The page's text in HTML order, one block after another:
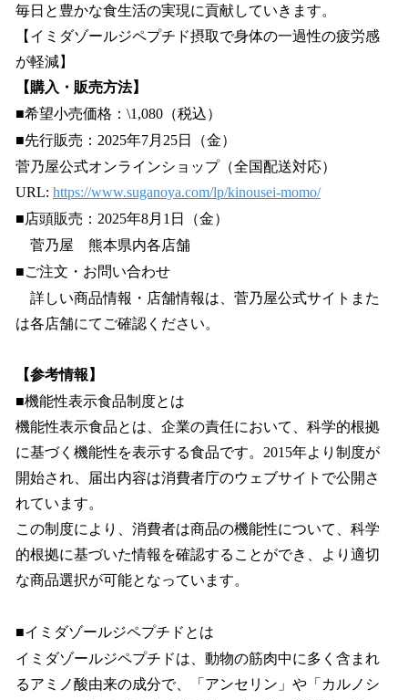
毎日と豊かな食生活の実現に貢献していきます。
【イミダゾールジペプチド摂取で身体の一過性の疲労感
が軽減】
【購入・販売方法】
■希望小売価格：\1,080（税込）
■先行販売：2025年7月25日（金）
菅乃屋公式オンラインショップ（全国配送対応）
URL: https://www.suganoya.com/lp/kinousei-momo/
■店頭販売：2025年8月1日（金）
菅乃屋 熊本県内各店舗
■ご注文・お問い合わせ
詳しい商品情報・店舗情報は、菅乃屋公式サイトまた
は各店舗にてご確認ください。
【参考情報】
■機能性表示食品制度とは
機能性表示食品とは、企業の責任において、科学的根拠
に基づく機能性を表示する食品です。2015年より制度が
開始され、届出内容は消費者庁のウェブサイトで公開さ
れています。
この制度により、消費者は商品の機能性について、科学
的根拠に基づいた情報を確認することができ、より適切
な商品選択が可能となっています。
■イミダゾールジペプチドとは
イミダゾールジペプチドは、動物の筋肉中に多く含まれ
るアミノ酸由来の成分で、「アンセリン」や「カルノシ